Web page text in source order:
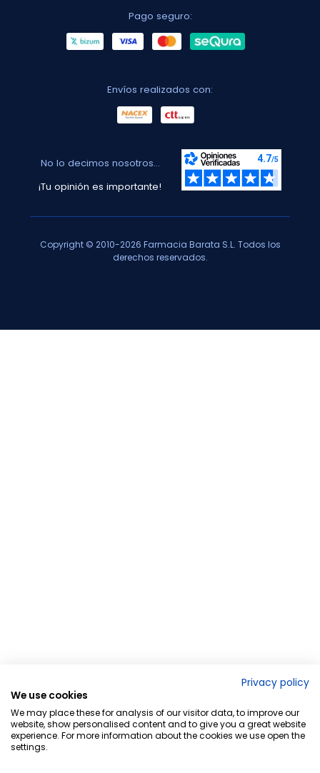
Pago seguro:
Envíos realizados con:
No lo decimos nosotros...
¡Tu opinión es importante!
Copyright © 2010-2026 Farmacia Barata S.L. Todos los
derechos reservados.
Privacy policy
We use cookies
We may place these for analysis of our visitor data, to improve our
website, show personalised content and to give you a great website
experience. For more information about the cookies we use open the
settings.